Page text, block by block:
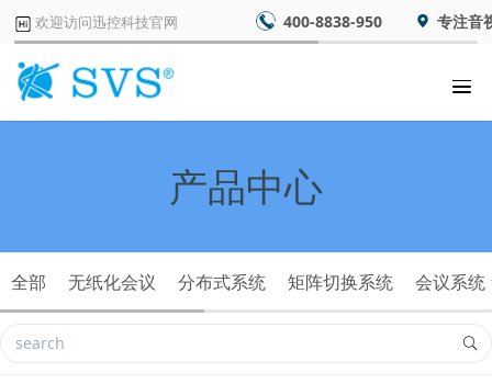
欢迎访问迅控科技官网 400-8838-950 专注音
产品中心
全部 无纸化会议 分布式系统 矩阵切换系统 会议系统